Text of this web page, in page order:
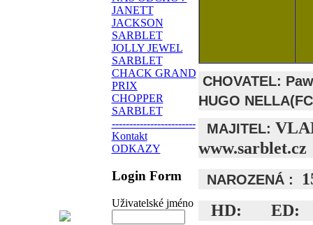
JANETT
JACKSON
SARBLET
JOLLY JEWEL
SARBLET
CHACK GRAND
PRIX
CHOPPER
SARBLET
------------------------
Kontakt
ODKAZY
Login Form
Uživatelské jméno
CHOVATEL:
HUGO
MAJITEL:
www.sarblet.cz
NAROZENÁ :
HD: ED: